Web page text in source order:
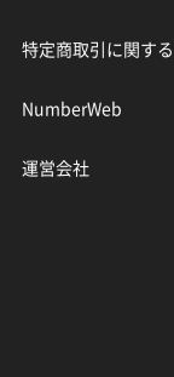
特定商取引に関す
NumberWeb
運営会社